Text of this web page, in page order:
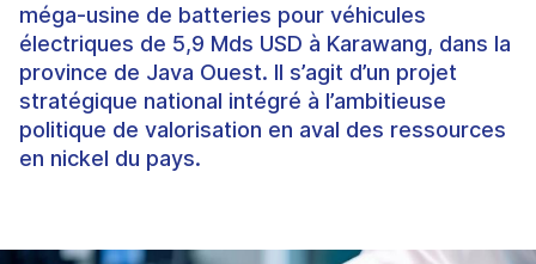
méga-usine de batteries pour véhicules
électriques de 5,9 Mds USD à Karawang, dans la
province de Java Ouest. Il s’agit d’un projet
stratégique national intégré à l’ambitieuse
politique de valorisation en aval des ressources
en nickel du pays.